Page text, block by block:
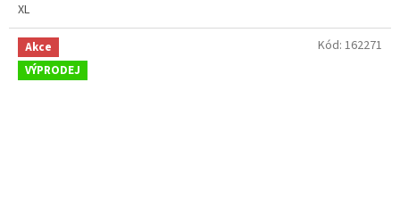
XL
Akce
VÝPRODEJ
Kód: 162271